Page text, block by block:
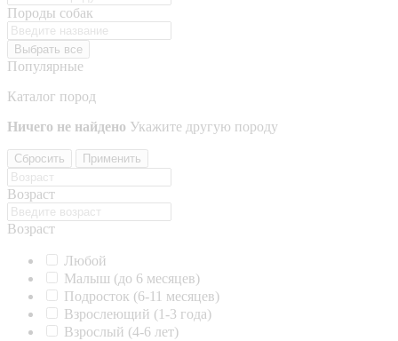
Породы собак
Выбрать все
Популярные
Каталог пород
Ничего не найдено Укажите другую породу
Сбросить Применить
Возраст
Возраст
Любой
Малыш (до 6 месяцев)
Подросток (6-11 месяцев)
Взрослеющий (1-3 года)
Взрослый (4-6 лет)